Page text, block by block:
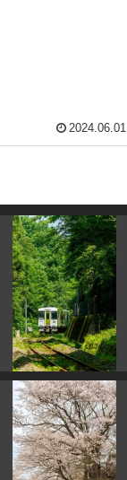
2024.06.01